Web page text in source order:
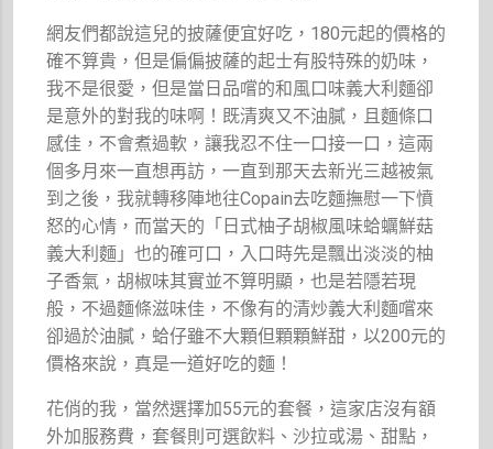
網友們都說這兒的披薩便宜好吃，180元起的價格的
確不算貴，但是偏偏披薩的起士有股特殊的奶味，
我不是很愛，但是當日品嚐的和風口味義大利麵卻
是意外的對我的味啊！既清爽又不油膩，且麵條口
感佳，不會煮過軟，讓我忍不住一口接一口，這兩
個多月來一直想再訪，一直到那天去新光三越被氣
到之後，我就轉移陣地往Copain去吃麵撫慰一下憤
怒的心情，而當天的「日式柚子胡椒風味蛤蠣鮮菇
義大利麵」也的確可口，入口時先是飄出淡淡的柚
子香氣，胡椒味其實並不算明顯，也是若隱若現
般，不過麵條滋味佳，不像有的清炒義大利麵嚐來
卻過於油膩，蛤仔雖不大顆但顆顆鮮甜，以200元的
價格來說，真是一道好吃的麵！
花俏的我，當然選擇加55元的套餐，這家店沒有額
外加服務費，套餐則可選飲料、沙拉或湯、甜點，